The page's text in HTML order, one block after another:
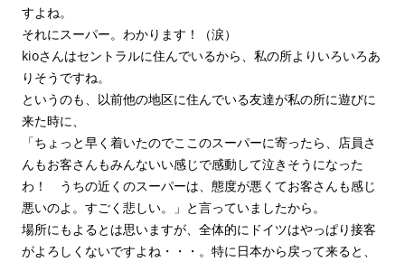
すよね。
それにスーパー。わかります！（涙）
kioさんはセントラルに住んでいるから、私の所よりいろいろあ
りそうですね。
というのも、以前他の地区に住んでいる友達が私の所に遊びに
来た時に、
「ちょっと早く着いたのでここのスーパーに寄ったら、店員さ
んもお客さんもみんないい感じで感動して泣きそうになった
わ！ うちの近くのスーパーは、態度が悪くてお客さんも感じ
悪いのよ。すごく悲しい。」と言っていましたから。
場所にもよるとは思いますが、全体的にドイツはやっぱり接客
がよろしくないですよね・・・。特に日本から戻って来ると、